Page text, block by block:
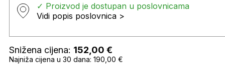
✓ Proizvod je dostupan u poslovnicama
Vidi popis poslovnica >
Snižena cijena: 152,00 €
Najniža cijena u 30 dana: 190,00 €